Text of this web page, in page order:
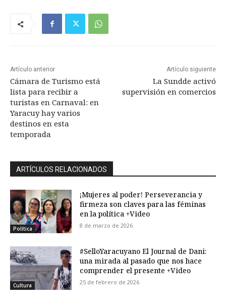
Artículo anterior
Cámara de Turismo está
lista para recibir a
turistas en Carnaval: en
Yaracuy hay varios
destinos en esta
temporada
Artículo siguiente
La Sundde activó
supervisión en comercios
ARTÍCULOS RELACIONADOS
Política
¡Mujeres al poder! Perseverancia y
firmeza son claves para las féminas
en la política +Video
8 de marzo de 2026
Cultura
#SelloYaracuyano El Journal de Dani:
una mirada al pasado que nos hace
comprender el presente +Video
25 de febrero de 2026